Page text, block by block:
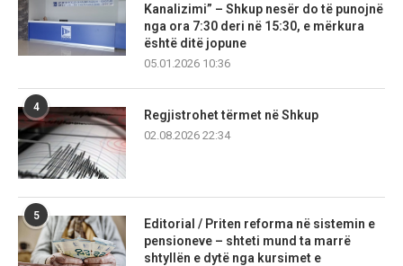
Kanalizimi” – Shkup nesër do të punojnë
nga ora 7:30 deri në 15:30, e mërkura
është ditë jopune
05.01.2026 10:36
4
Regjistrohet tërmet në Shkup
02.08.2026 22:34
5
Editorial / Priten reforma në sistemin e
pensioneve – shteti mund ta marrë
shtyllën e dytë nga kursimet e